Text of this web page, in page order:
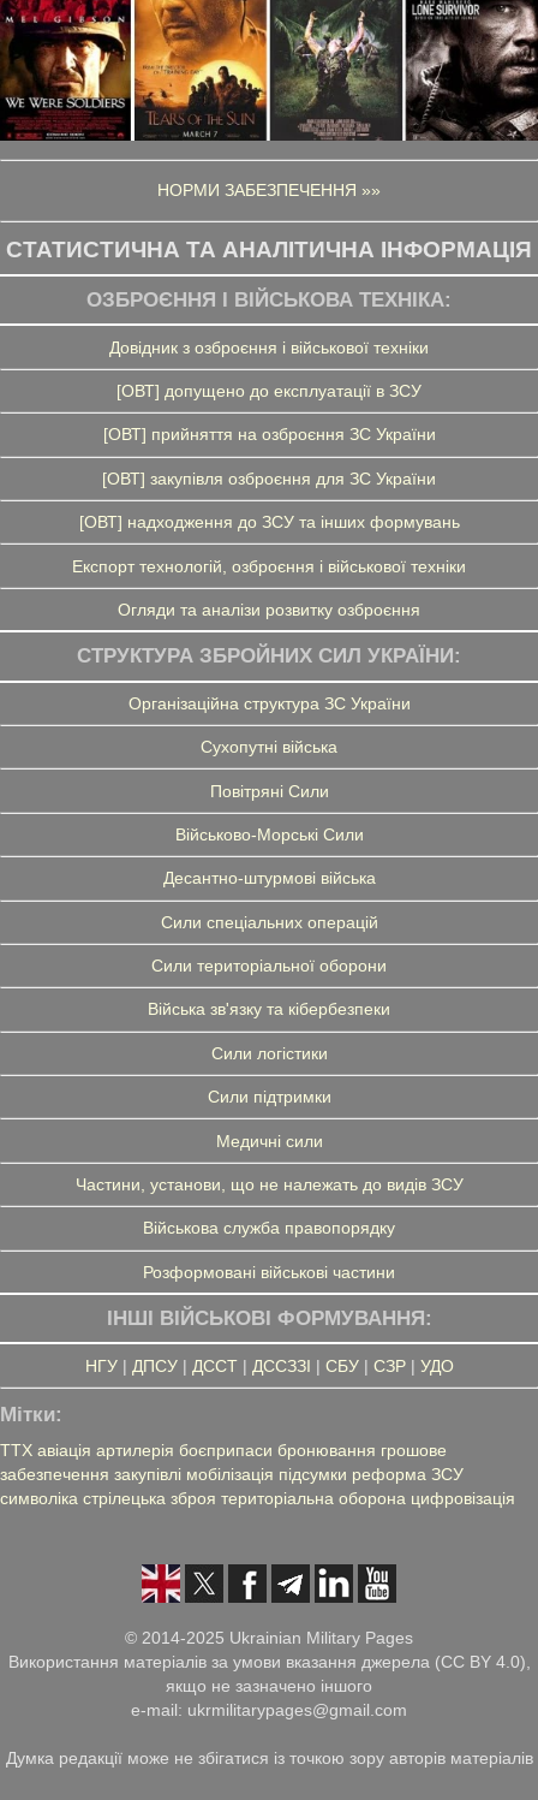
НОРМИ ЗАБЕЗПЕЧЕННЯ »»
СТАТИСТИЧНА ТА АНАЛІТИЧНА ІНФОРМАЦІЯ
ОЗБРОЄННЯ І ВІЙСЬКОВА ТЕХНІКА:
Довідник з озброєння і військової техніки
[ОВТ] допущено до експлуатації в ЗСУ
[ОВТ] прийняття на озброєння ЗС України
[ОВТ] закупівля озброєння для ЗС України
[ОВТ] надходження до ЗСУ та інших формувань
Експорт технологій, озброєння і військової техніки
Огляди та аналізи розвитку озброєння
СТРУКТУРА ЗБРОЙНИХ СИЛ УКРАЇНИ:
Організаційна структура ЗС України
Сухопутні війська
Повітряні Сили
Військово-Морські Сили
Десантно-штурмові війська
Сили спеціальних операцій
Сили територіальної оборони
Війська зв'язку та кібербезпеки
Сили логістики
Сили підтримки
Медичні сили
Частини, установи, що не належать до видів ЗСУ
Військова служба правопорядку
Розформовані військові частини
ІНШІ ВІЙСЬКОВІ ФОРМУВАННЯ:
НГУ| ДПСУ| ДССТ| ДССЗЗІ | СБУ| СЗР| УДО
Мітки:
ТТХ авіація артилерія боєприпаси бронювання грошове
забезпечення закупівлі мобілізація підсумки реформа ЗСУ
символіка стрілецька зброя територіальна оборона цифровізація
© 2014-2025 Ukrainian Military Pages
Використання матеріалів за умови вказання джерела (CC BY 4.0),
якщо не зазначено іншого
e-mail: ukrmilitarypages@gmail.com
Думка редакції може не збігатися із точкою зору авторів матеріалів